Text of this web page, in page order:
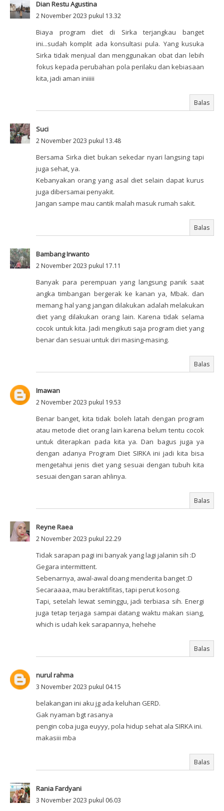
Dian Restu Agustina
2 November 2023 pukul 13.32
Biaya program diet di Sirka terjangkau banget
ini...sudah komplit ada konsultasi pula. Yang kusuka
Sirka tidak menjual dan menggunakan obat dan lebih
fokus kepada perubahan pola perilaku dan kebiasaan
kita, jadi aman iniiiii
Balas
Suci
2 November 2023 pukul 13.48
Bersama Sirka diet bukan sekedar nyari langsing tapi
juga sehat, ya.
Kebanyakan orang yang asal diet selain dapat kurus
juga dibersamai penyakit.
Jangan sampe mau cantik malah masuk rumah sakit.
Balas
Bambang Irwanto
2 November 2023 pukul 17.11
Banyak para perempuan yang langsung panik saat
angka timbangan bergerak ke kanan ya, Mbak. dan
memang hal yang jangan dilakukan adalah melakukan
diet yang dilakukan orang lain. Karena tidak selama
cocok untuk kita. Jadi mengikuti saja program diet yang
benar dan sesuai untuk diri masing-masing.
Balas
Imawan
2 November 2023 pukul 19.53
Benar banget, kita tidak boleh latah dengan program
atau metode diet orang lain karena belum tentu cocok
untuk diterapkan pada kita ya. Dan bagus juga ya
dengan adanya Program Diet SIRKA ini jadi kita bisa
mengetahui jenis diet yang sesuai dengan tubuh kita
sesuai dengan saran ahlinya.
Balas
Reyne Raea
2 November 2023 pukul 22.29
Tidak sarapan pagi ini banyak yang lagi jalanin sih :D
Gegara intermittent.
Sebenarnya, awal-awal doang menderita banget :D
Secaraaaa, mau beraktifitas, tapi perut kosong.
Tapi, setelah lewat seminggu, jadi terbiasa sih. Energi
juga tetap terjaga sampai datang waktu makan siang,
which is udah kek sarapannya, hehehe
Balas
nurul rahma
3 November 2023 pukul 04.15
belakangan ini aku jg ada keluhan GERD.
Gak nyaman bgt rasanya
pengin coba juga euyyy, pola hidup sehat ala SIRKA ini.
makasiii mba
Balas
Rania Fardyani
3 November 2023 pukul 06.03